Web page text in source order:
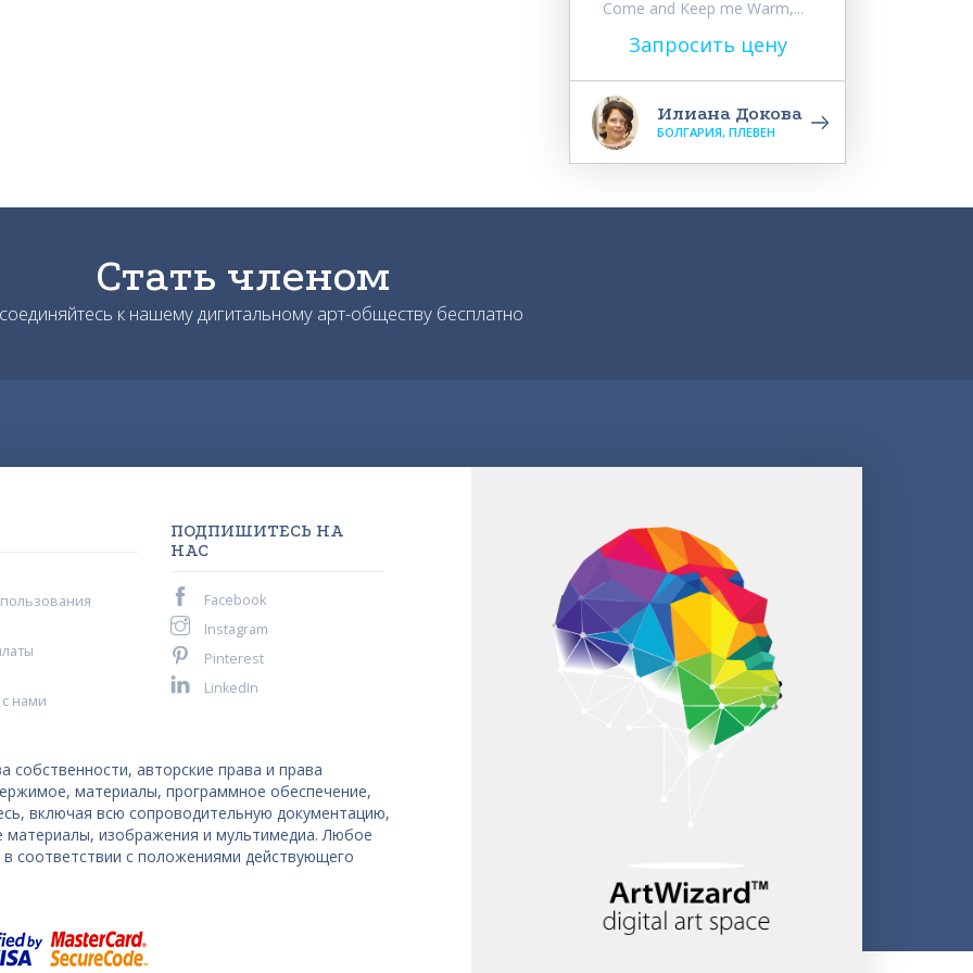
Come and Keep me Warm,...
Запросить цену
Илиана Докова
БОЛГАРИЯ, ПЛЕВЕН
Стать членом
к нашему дигитальному арт-обществу бесплатно
нами
ПОДПИШИТЕСЬ НА
НАС
Facebook
Instagram
Pinterest
LinkedIn
авторские права и права
материалы, программное обеспечение,
включая всю сопроводительную документацию,
изображения и мультимедиа. Любое
соответствии с положениями действующего